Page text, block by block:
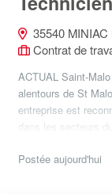
35540 MINIAC
Contrat de
ACTUAL Saint-
alentours de St
entreprise est
dans les secteurs
Postée aujourd'hui